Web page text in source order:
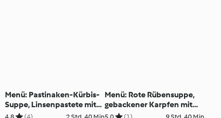
Menü: Pastinaken-Kürbis-
Suppe, Linsenpastete mit
Rettichsalat, Brombeer-
Menü: Rote Rübensuppe,
gebackener Karpfen mit
Erdäpfel-Vogerlsalat und